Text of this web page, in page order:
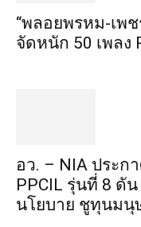
“พลอยพรหม-เพ
จัดหนัก 50 เพลง
อว. – NIA ประก
PPCIL รุ่นที่ 8 ดั
นโยบาย ชูทุนมนุ